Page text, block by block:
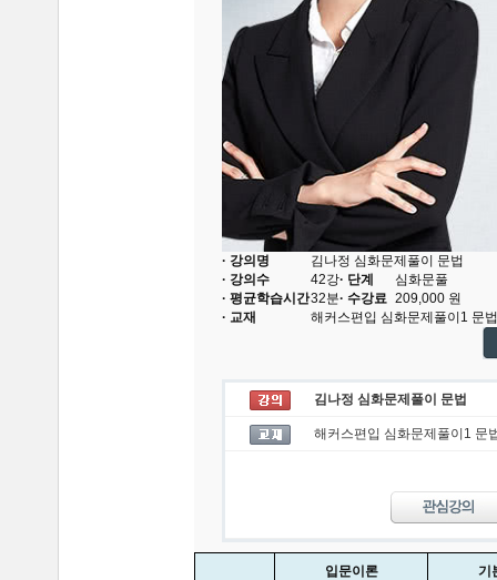
· 강의명
김나정 심화문제풀이 문법
· 강의수
42강· 단계
심화문풀
· 평균학습시간32분· 수강료 209,000 원
· 교재
해커스편입 심화문제풀이1 문
김나정 심화문제풀이 문법
해커스편입 심화문제풀이1 문
입문이론 기